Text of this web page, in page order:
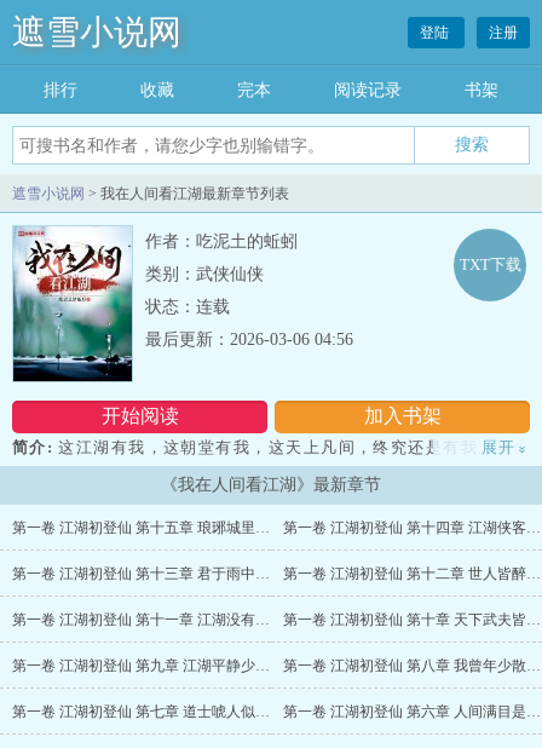
遮雪小说网 登陆 注册
排行 收藏 完本 阅读记录 书架
遮雪小说网 > 我在人间看江湖最新章节列表
作者：吃泥土的蚯蚓
类别：武侠仙侠
状态：连载
开始阅读 加入书架
TXT下载
最后更新：2026-03-06 04:56
简介: 这江湖有我，这朝堂有我，这天上凡间，终究还是有我。我也
没啥理想，更没啥抱负，只是在乎的人有点多而已。 待我扫清这天
下，就在人间陪你看江湖...
展开 »
《我在人间看江湖》最新章节
第一卷 江湖初登仙 第十五章 琅琊城里醉梦楼，醉梦楼中你不行 第一卷 江湖初登仙 第十四章 江湖侠客三百万，剑仙剑邪人亦邪
第一卷 江湖初登仙 第十三章 君于雨中饮酒醉，天下何人不识君 第一卷 江湖初登仙 第十二章 世人皆醉我独醒，奉阳王爷是一家
第一卷 江湖初登仙 第十一章 江湖没有后悔药，凉王三敬凉州官 第一卷 江湖初登仙 第十章 天下武夫皆为品，入世为侠出世仙
第一卷 江湖初登仙 第九章 江湖平静少年乱，世子当街抢道士 第一卷 江湖初登仙 第八章 我曾年少散千金，如今年少登仙途
第一卷 江湖初登仙 第七章 道士唬人似神棍，世子途遇邪剑仙 第一卷 江湖初登仙 第六章 人间满目是沧桑，天上有阁戏天下